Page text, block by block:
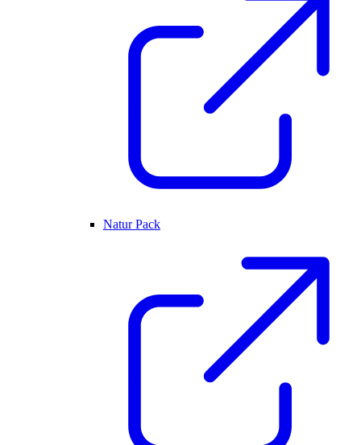
Natur Pack